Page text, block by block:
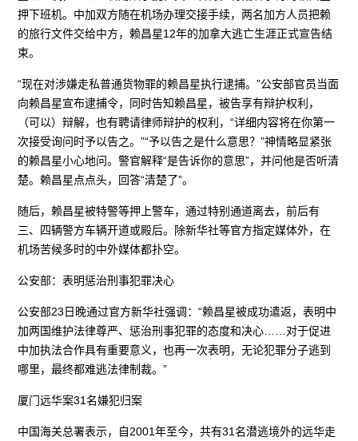
押下班机。中加双方随在机场办理交接手续，两名加方人员把赖
的旅行文件交给中方，赖昌星12年的加拿大逃亡生涯正式宣告结
束。
“现在对涉嫌走私普通货物罪的赖昌星执行逮捕。”公安部官员当面
向赖昌星宣布逮捕令，同时告知赖昌星，被告享有辩护权利，
（可以）辩解，也有聘请律师辩护的权利，“详细内容将在你第一
次接受询问时予以告之。”“予以告之是什么意思？”神情略显紧张
的赖昌星小心地问。警官解释“是告诉你的意思”，并问他是否听清
楚。赖昌星点点头，回答“清楚了”。
随后，赖昌星被特警等押上警车，通过特别通道离去，前后有
三、四辆警方车辆开道或殿后。除新华社等官方指定媒体外，在
机场苦候多时的中外媒体都扑空。
公安部：表明惩治刑事犯罪决心
公安部23日晚通过官方新华社强调：“赖昌星被成功遣返，表明中
加两国维护法律尊严、惩治刑事犯罪的态度和决心……对于促进
中加执法合作具有重要意义，也再一次表明，无论犯罪分子逃到
哪里，最终都难逃法律制裁。”
厦门远华案31名嫌犯归案
中国海关总署表示，自2001年至今，共有31名潜逃境外的远华走